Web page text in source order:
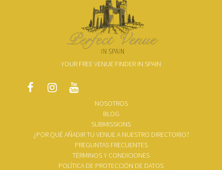
YOUR FREE VENUE FINDER IN SPAIN
NOSOTROS
BLOG
SUBMISSIONS
¿POR QUÉ AÑADIR TU VENUE A NUESTRO DIRECTORIO?
PREGUNTAS FRECUENTES
TÉRMINOS Y CONDICIONES
POLÍTICA DE PROTECCIÓN DE DATOS